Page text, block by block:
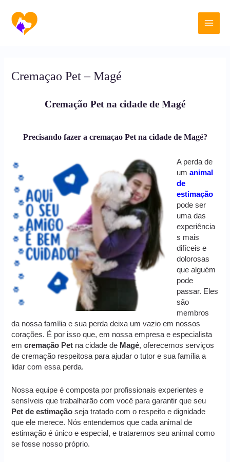
para
conteúdo
Main
Cremaçao Pet – Magé
Cremação Pet na cidade de Magé
Precisando fazer a cremaçao Pet na cidade de Magé?
A perda de
umanimal
de
estimação
pode ser
uma das
experiência
s mais
difíceis e
dolorosas
que alguém
pode
passar. Eles
são
membros
da nossa família e sua perda deixa um vazio em nossos
corações. É por isso que, em nossa empresa e especialista
emcremação Pet na cidade de Magé, oferecemos serviços
de cremação respeitosa para ajudar o tutor e sua família a
lidar com essa perda.
Nossa equipe é composta por profissionais experientes e
sensíveis que trabalharão com você para garantir que seu
Pet de estimação seja tratado com o respeito e dignidade
que ele merece. Nós entendemos que cada animal de
estimação é único e especial, e trataremos seu animal como
se fosse nosso próprio.